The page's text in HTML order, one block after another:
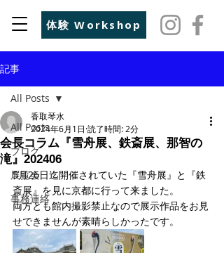
体験 Workshop
記事
All Posts
ブログ
展覧会
事務連絡
All Posts
会長コラム『雪舟展、鉄斎展、那智の
滝』202406
香取琴水
2024年6月1日 読了時間: 2分
5月26日迄開催されていた『雪舟展』と『鉄
斎展』を見に京都に行って来ました。
両方とも館内撮影禁止なので展示作品をお見
せできませんが素晴らしかったです。